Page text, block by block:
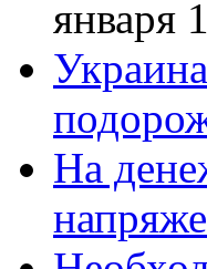
января
На